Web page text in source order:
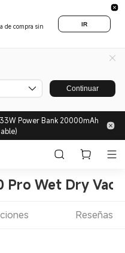
de compra sin
IR
Continuar
Power Bank 20000mAh
Pro Wet Dry
Reseñas